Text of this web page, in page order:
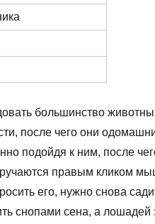
большинство
после чего они
подойдя к ним, после
правым кликом
его, нужно снова
снопами сена, а лошадей